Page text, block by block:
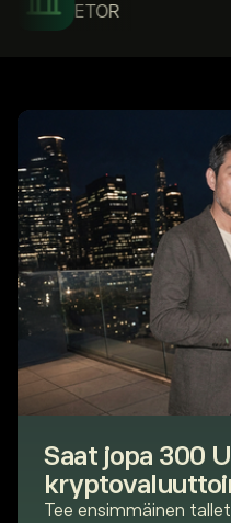
ETOR
Saat jopa 300
Tee ensimmäinen